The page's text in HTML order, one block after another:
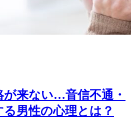
が来ない…音信不通・
男性の心理とは？